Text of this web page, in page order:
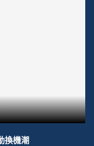
換機潮